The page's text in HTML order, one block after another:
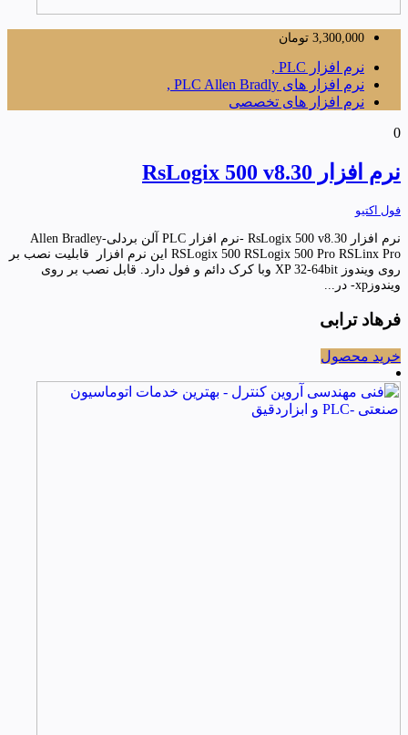
3,300,000 تومان
نرم افزار PLC ,
نرم افزار های PLC Allen Bradly ,
نرم افزار های تخصصی
0
نرم افزار RsLogix 500 v8.30
فول اکتیو
نرم افزار RsLogix 500 v8.30 -نرم افزار PLC آلن بردلی-Allen Bradley
RSLogix 500 RSLogix 500 Pro RSLinx Pro این نرم افزار قابلیت نصب بر
روی ویندوز XP 32-64bit وبا کرک دائم و فول دارد. قابل نصب بر روی
ویندوزxp- در...
فرهاد ترابی
خرید محصول